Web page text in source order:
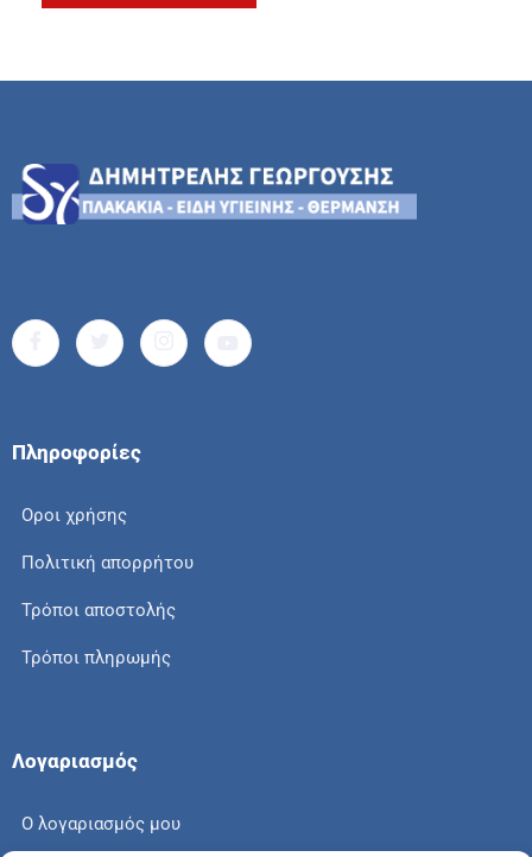
Πληροφορίες
Οροι χρήσης
Πολιτική απορρήτου
Τρόποι αποστολής
Τρόποι πληρωμής
Λογαριασμός
Ο λογαριασμός μου